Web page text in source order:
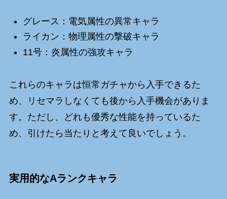
グレース：電気属性の異常キャラ
ライカン：物理属性の撃破キャラ
11号：炎属性の強攻キャラ
これらのキャラは恒常ガチャから入手できるた
め、リセマラしなくても後から入手機会がありま
す。ただし、どれも優秀な性能を持っているた
め、引けたら当たりと考えて良いでしょう。
実用的なAランクキャラ